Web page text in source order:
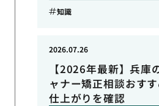
知識
【2026年最新】兵庫
ャナー矯正相談おす
仕上がりを確認
2026.07.26